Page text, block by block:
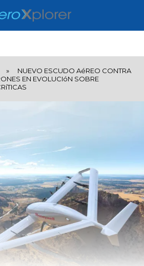
» NUEVO ESCUDO AéREO CONTRA
EN EVOLUCIóN SOBRE